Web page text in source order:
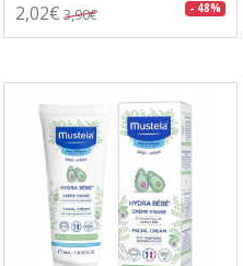
2,02€ 3,90€ - 48%